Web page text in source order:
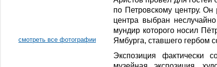
смотреть все фотографии
по Петровскому центру. Он
центра выбран
мундир которого носил
Ямбурга, ставшего гербом
Экспозиция фактически